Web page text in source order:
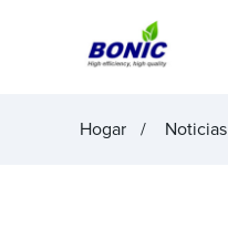
Hogar Noticias